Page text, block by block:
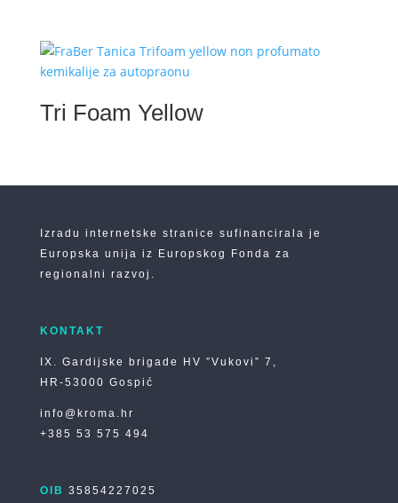
Tri Foam Yellow
Izradu internetske stranice sufinancirala je
Europska unija iz Europskog Fonda za
regionalni razvoj.
KONTAKT
IX. Gardijske brigade HV ”Vukovi” 7,
HR-53000 Gospić
info@kroma.hr
+385 53 575 494
OIB 35854227025